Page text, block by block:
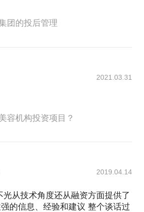
朗姿股份，一年后战况如何？
购案：2.67亿，A股朗姿&西安高
团的投后管理
2021.03.31
容机构投资项目？
2019.04.14
从技术角度还从融资方面提供了
的信息、经验和建议 整个谈话过